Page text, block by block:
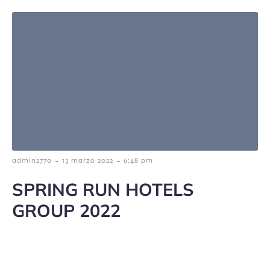
admin2770 - 13 marzo 2022 - 6:48 pm
SPRING RUN HOTELS
GROUP 2022